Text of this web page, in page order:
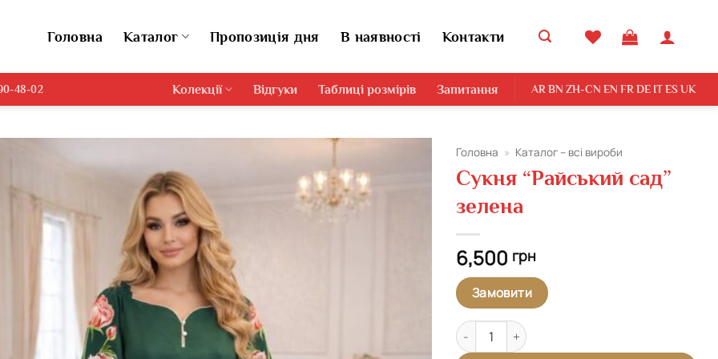
Головна Каталог Пропозиція дня В наявності Контакти
48-02 Колекції Відгуки Таблиці розмірів Запитання AR BN ZH-CN EN FR DE IT ES UK
Головна » Каталог – всі вироби
Сукня “Райський сад”
зелена
6,500 грн
Замовити
Сукня "Райський сад" зелена кількість